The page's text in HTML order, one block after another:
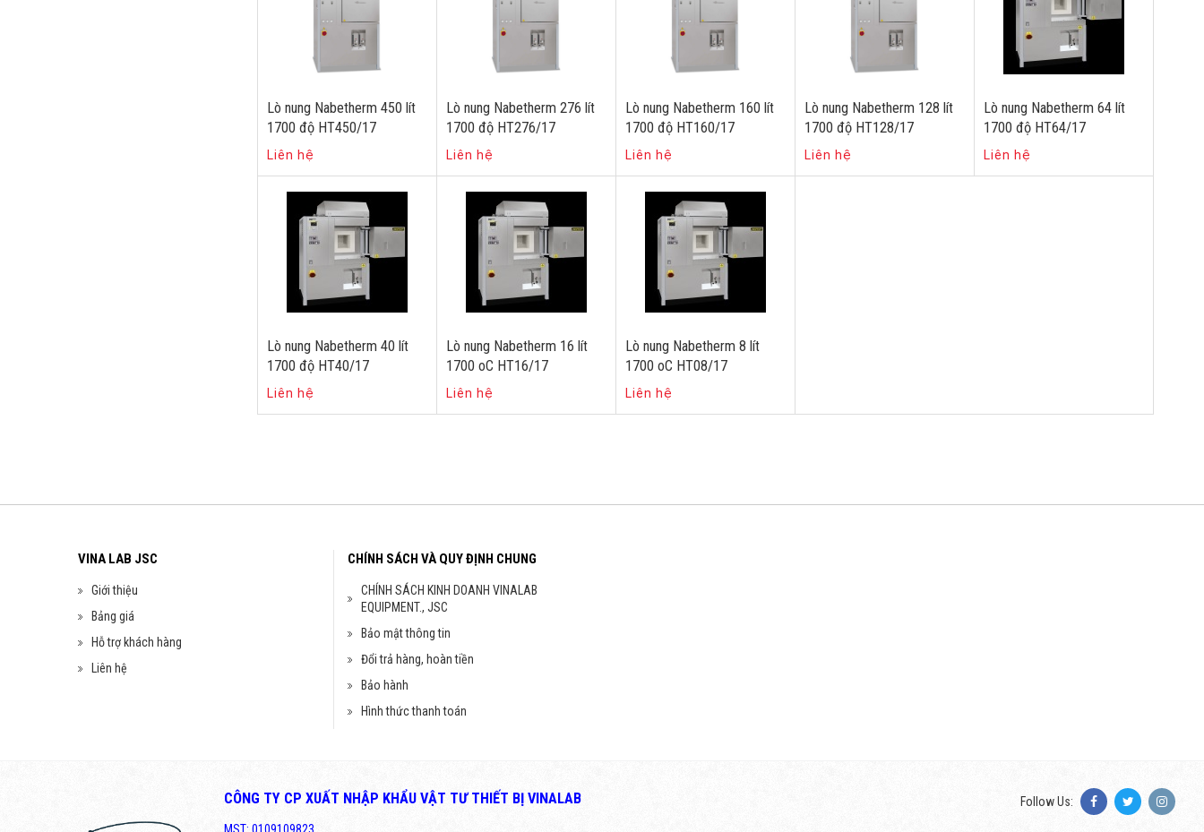
Lò nung Nabetherm 450 lít
1700 độ HT450/17
Liên hệ
Lò nung Nabetherm 276 lít
1700 độ HT276/17
Liên hệ
Lò nung Nabetherm 160 lít
1700 độ HT160/17
Liên hệ
Lò nung Nabetherm 128 lít
1700 độ HT128/17
Liên hệ
Lò nung Nabetherm 64 lít
1700 độ HT64/17
Liên hệ
Lò nung Nabetherm 40 lít
1700 độ HT40/17
Liên hệ
Lò nung Nabetherm 16 lít
1700 oC HT16/17
Liên hệ
Lò nung Nabetherm 8 lít
1700 oC HT08/17
Liên hệ
VINA LAB JSC
Giới thiệu
Bảng giá
Hỗ trợ khách hàng
Liên hệ
CHÍNH SÁCH VÀ QUY ĐỊNH CHUNG
CHÍNH SÁCH KINH DOANH VINALAB
EQUIPMENT., JSC
Bảo mật thông tin
Đổi trả hàng, hoàn tiền
Bảo hành
Hình thức thanh toán
CÔNG TY CP XUẤT NHẬP KHẨU VẬT TƯ THIẾT BỊ VINALAB Follow Us: